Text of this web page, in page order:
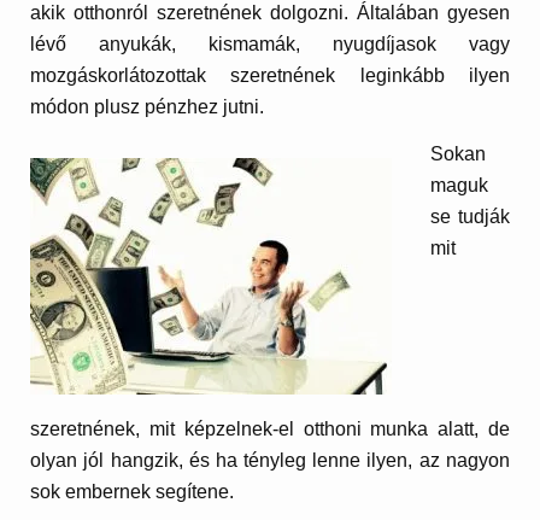
akik otthonról szeretnének dolgozni. Általában gyesen
lévő anyukák, kismamák, nyugdíjasok vagy
mozgáskorlátozottak szeretnének leginkább ilyen
módon plusz pénzhez jutni.
Sokan
maguk
se tudják
mit
szeretnének, mit képzelnek-el otthoni munka alatt, de
olyan jól hangzik, és ha tényleg lenne ilyen, az nagyon
sok embernek segítene.